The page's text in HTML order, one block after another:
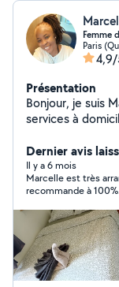
Femme
Paris
Présentation
Bonjour, je suis
services à
récurrent -un ménage de votre ancien ou de votre
nouvel appartement -un nettoyage de
rangement...
Contactez-moi et
et à bientôt.
Dernier avis
Il y a 6 mois
Marcelle est très
recommande à